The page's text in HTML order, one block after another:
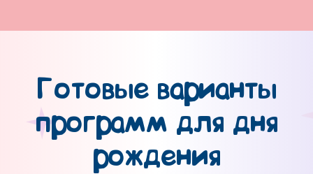
Готовые варианты
программ для дня
рождения